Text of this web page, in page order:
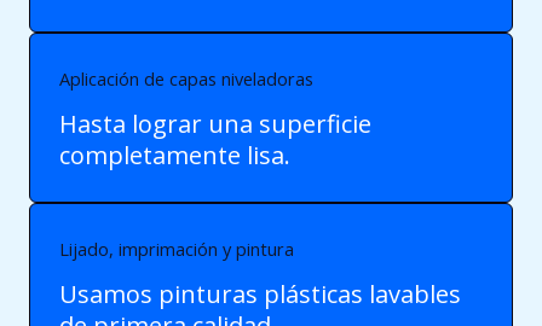
Aplicación de capas niveladoras
Hasta lograr una superficie
completamente lisa.
Lijado, imprimación y pintura
Usamos pinturas plásticas lavables